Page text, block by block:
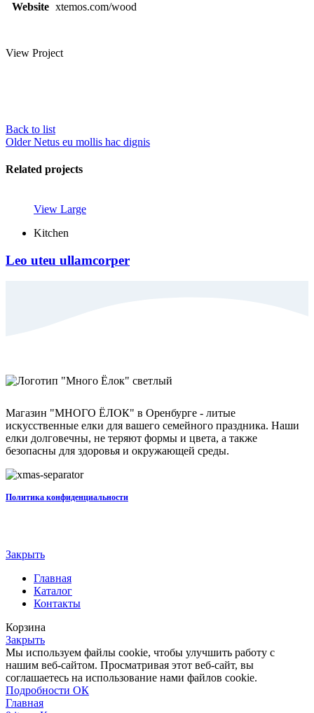
Website xtemos.com/wood
View Project
Back to list
Older Netus eu mollis hac dignis
Related projects
View Large
Kitchen
Leo uteu ullamcorper
Магазин "МНОГО ЁЛОК" в Оренбурге - литые
искусственные елки для вашего семейного праздника. Наши
елки долговечны, не теряют формы и цвета, а также
безопасны для здоровья и окружающей среды.
Политика конфиденциальности
Закрыть
Главная
Каталог
Контакты
Корзина
Закрыть
Мы используем файлы cookie, чтобы улучшить работу с
нашим веб-сайтом. Просматривая этот веб-сайт, вы
соглашаетесь на использование нами файлов cookie.
Подробности Подробности
ОК
Главная